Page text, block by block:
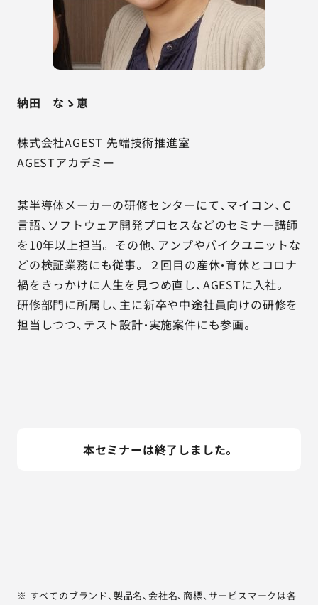
納田 なゝ恵
株式会社AGEST 先端技術推進室
AGESTアカデミー
某半導体メーカーの研修センターにて、マイコン、Ｃ
言語、ソフトウェア開発プロセスなどのセミナー講師
を10年以上担当。 その他、アンプやバイクユニットな
どの検証業務にも従事。 ２回目の産休・育休とコロナ
禍をきっかけに人生を見つめ直し、AGESTに入社。
研修部門に所属し、主に新卒や中途社員向けの研修を
担当しつつ、テスト設計・実施案件にも参画。
本セミナーは終了しました。
※ すべてのブランド、製品名、会社名、商標、サービスマークは各